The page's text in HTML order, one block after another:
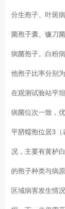
分生孢子、叶斑
菌孢子囊、镰刀
病菌孢子。白粉
他孢子比率分别
在观测试验站平
病菌位次一致，
平脐蠕孢位居3（
况，主要有黄栌
的孢子种类与病
区域病害发生情